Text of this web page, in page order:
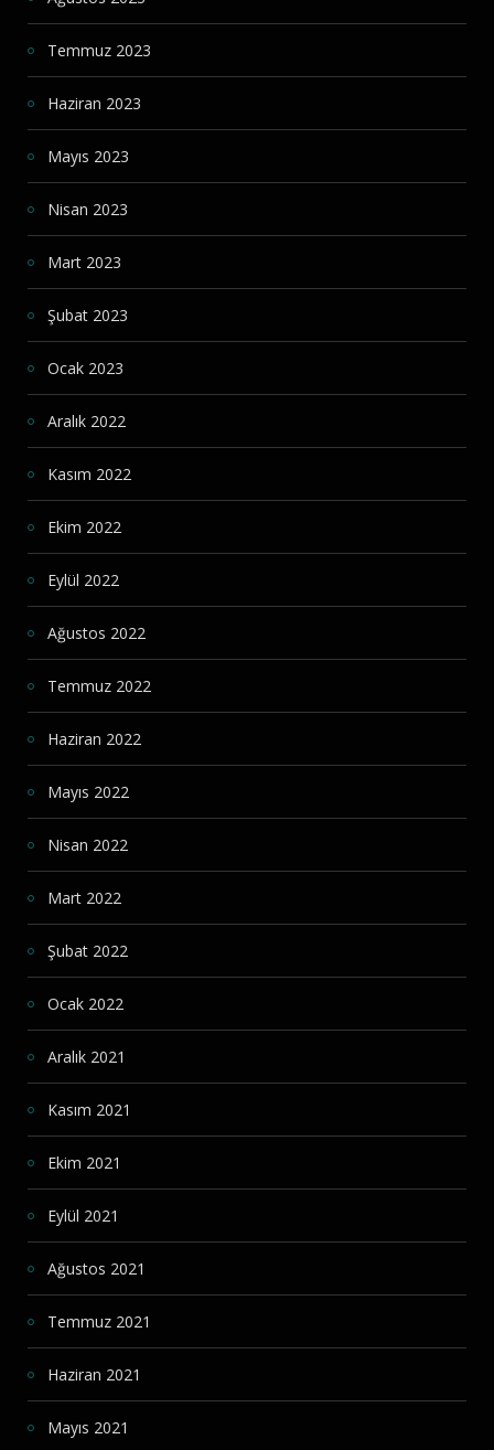
Temmuz 2023
Haziran 2023
Mayıs 2023
Nisan 2023
Mart 2023
Şubat 2023
Ocak 2023
Aralık 2022
Kasım 2022
Ekim 2022
Eylül 2022
Ağustos 2022
Temmuz 2022
Haziran 2022
Mayıs 2022
Nisan 2022
Mart 2022
Şubat 2022
Ocak 2022
Aralık 2021
Kasım 2021
Ekim 2021
Eylül 2021
Ağustos 2021
Temmuz 2021
Haziran 2021
Mayıs 2021